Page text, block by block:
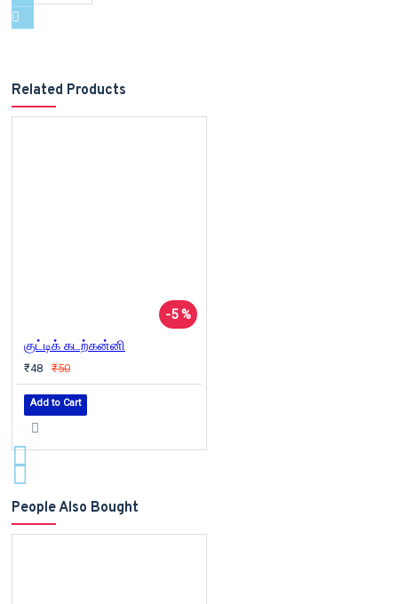
Related Products
-5 %
குட்டிக் கடற்கன்னி
₹48 ₹50
Add to Cart
People Also Bought